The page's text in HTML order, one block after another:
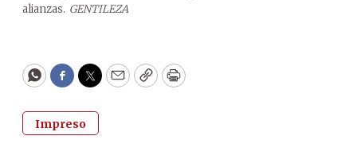
alianzas. GENTILEZA
WhatsApp
Facebook
Twitter
EmailCopyPrint
Impreso